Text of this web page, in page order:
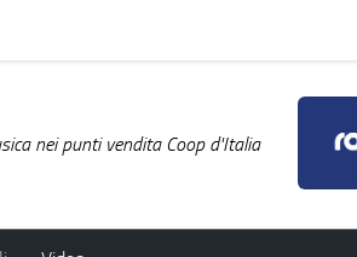
nei punti vendita Coop d'Italia